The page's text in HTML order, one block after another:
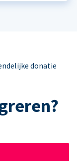
donatie